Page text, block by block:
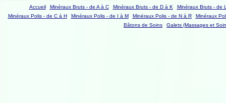
Accueil Minéraux Bruts - de A à C Minéraux Bruts - de D à K
Minéraux Bruts - de
Minéraux Polis - de C à H
Minéraux Polis - de I à M Minéraux Polis - de N à R
Minéraux
Bâtons de Soins
Galets (Massages et